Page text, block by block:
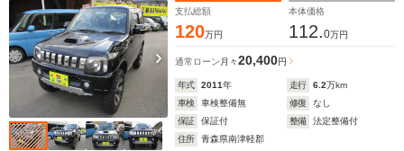
支払総額
120万円
本体価格
112.0万円
通常ローン 月々20,400円
年式 2011年 走行 6.2万km
車検
車検整備無 修復
なし
保証
保証付 整備
法定整備付
住所
青森県南津軽郡